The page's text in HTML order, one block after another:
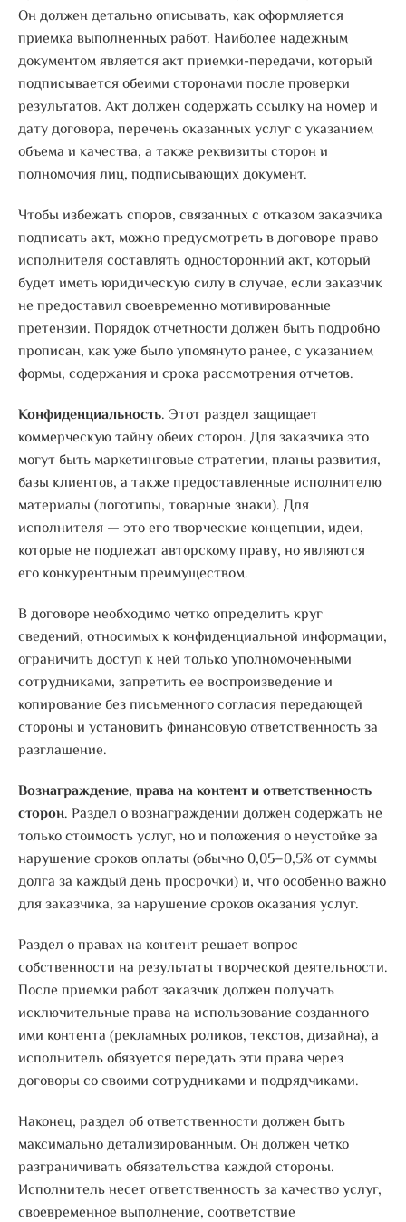
Он должен детально описывать, как оформляется
приемка выполненных работ. Наиболее надежным
документом является акт приемки-передачи, который
подписывается обеими сторонами после проверки
результатов. Акт должен содержать ссылку на номер и
дату договора, перечень оказанных услуг с указанием
объема и качества, а также реквизиты сторон и
полномочия лиц, подписывающих документ.
Чтобы избежать споров, связанных с отказом заказчика
подписать акт, можно предусмотреть в договоре право
исполнителя составлять односторонний акт, который
будет иметь юридическую силу в случае, если заказчик
не предоставил своевременно мотивированные
претензии. Порядок отчетности должен быть подробно
прописан, как уже было упомянуто ранее, с указанием
формы, содержания и срока рассмотрения отчетов.
Конфиденциальность. Этот раздел защищает
коммерческую тайну обеих сторон. Для заказчика это
могут быть маркетинговые стратегии, планы развития,
базы клиентов, а также предоставленные исполнителю
материалы (логотипы, товарные знаки). Для
исполнителя — это его творческие концепции, идеи,
которые не подлежат авторскому праву, но являются
его конкурентным преимуществом.
В договоре необходимо четко определить круг
сведений, относимых к конфиденциальной информации,
ограничить доступ к ней только уполномоченными
сотрудниками, запретить ее воспроизведение и
копирование без письменного согласия передающей
стороны и установить финансовую ответственность за
разглашение.
Вознаграждение, права на контент и ответственность
сторон. Раздел о вознаграждении должен содержать не
только стоимость услуг, но и положения о неустойке за
нарушение сроков оплаты (обычно 0,05–0,5% от суммы
долга за каждый день просрочки) и, что особенно важно
для заказчика, за нарушение сроков оказания услуг.
Раздел о правах на контент решает вопрос
собственности на результаты творческой деятельности.
После приемки работ заказчик должен получать
исключительные права на использование созданного
ими контента (рекламных роликов, текстов, дизайна), а
исполнитель обязуется передать эти права через
договоры со своими сотрудниками и подрядчиками.
Наконец, раздел об ответственности должен быть
максимально детализированным. Он должен четко
разграничивать обязательства каждой стороны.
Исполнитель несет ответственность за качество услуг,
своевременное выполнение, соответствие